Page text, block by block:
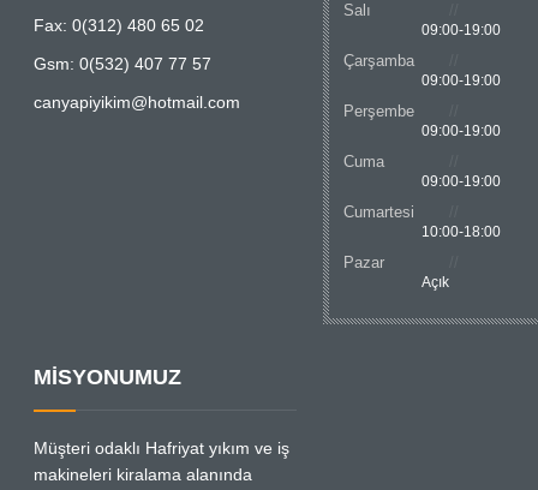
Fax: 0(312) 480 65 02
Gsm: 0(532) 407 77 57
canyapiyikim@hotmail.com
Salı
09:00-19:00
Çarşamba
09:00-19:00
Perşembe
09:00-19:00
Cuma
09:00-19:00
Cumartesi
10:00-18:00
Pazar
Açık
MİSYONUMUZ
Müşteri odaklı Hafriyat yıkım ve iş
makineleri kiralama alanında